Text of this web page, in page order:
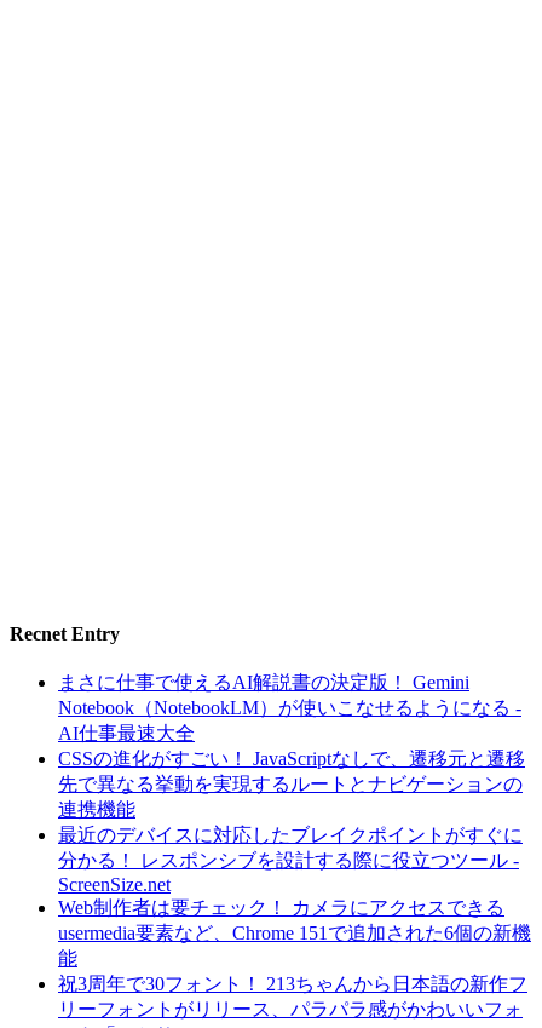
Recnet Entry
まさに仕事で使えるAI解説書の決定版！ Gemini
Notebook（NotebookLM）が使いこなせるようになる -
AI仕事最速大全
CSSの進化がすごい！ JavaScriptなしで、遷移元と遷移
先で異なる挙動を実現するルートとナビゲーションの
連携機能
最近のデバイスに対応したブレイクポイントがすぐに
分かる！ レスポンシブを設計する際に役立つツール -
ScreenSize.net
Web制作者は要チェック！ カメラにアクセスできる
usermedia要素など、Chrome 151で追加された6個の新機
能
祝3周年で30フォント！ 213ちゃんから日本語の新作フ
リーフォントがリリース、パラパラ感がかわいいフォ